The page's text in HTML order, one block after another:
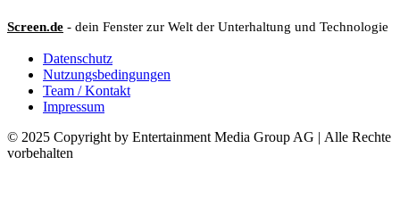
Screen.de - dein Fenster zur Welt der Unterhaltung und Technologie
Datenschutz
Nutzungsbedingungen
Team / Kontakt
Impressum
© 2025 Copyright by Entertainment Media Group AG | Alle Rechte
vorbehalten